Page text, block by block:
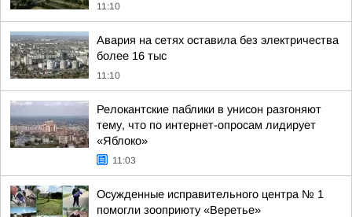
11:10
Авария на сетях оставила без электричества
более 16 тыс
11:10
Релокантские паблики в унисон разгоняют
тему, что по интернет-опросам лидирует
«Яблоко»
11:03
Осужденные исправительного центра № 1
помогли зооприюту «Веретье»